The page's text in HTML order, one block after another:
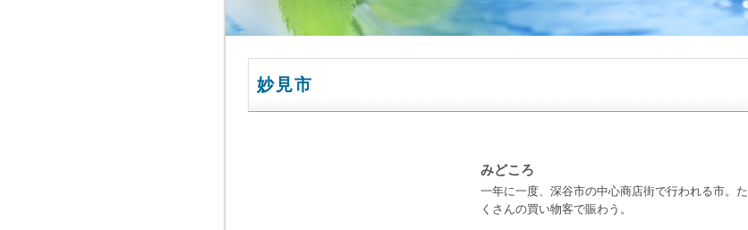
妙見市
みどころ
一年に一度、深谷市の中心商店街で行われる市。た
くさんの買い物客で賑わう。